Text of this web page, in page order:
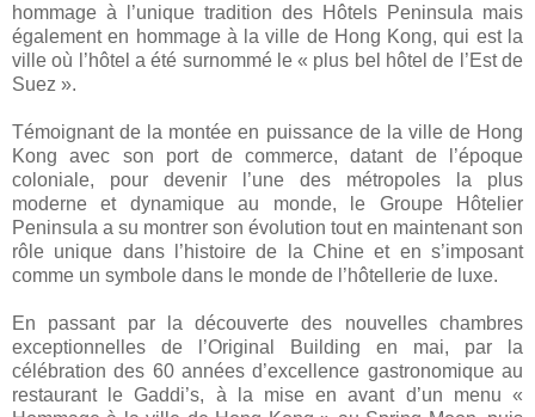
hommage à l’unique tradition des Hôtels Peninsula mais
également en hommage à la ville de Hong Kong, qui est la
ville où l’hôtel a été surnommé le « plus bel hôtel de l’Est de
Suez ».
Témoignant de la montée en puissance de la ville de Hong
Kong avec son port de commerce, datant de l’époque
coloniale, pour devenir l’une des métropoles la plus
moderne et dynamique au monde, le Groupe Hôtelier
Peninsula a su montrer son évolution tout en maintenant son
rôle unique dans l’histoire de la Chine et en s’imposant
comme un symbole dans le monde de l’hôtellerie de luxe.
En passant par la découverte des nouvelles chambres
exceptionnelles de l’Original Building en mai, par la
célébration des 60 années d’excellence gastronomique au
restaurant le Gaddi’s, à la mise en avant d’un menu «